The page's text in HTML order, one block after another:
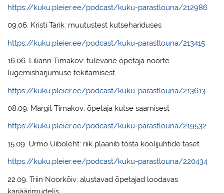
https://kuku.pleier.ee/podcast/kuku-parastlouna/212986
09.06. Kristi Tarik: muutustest kutsehariduses
https://kuku.pleier.ee/podcast/kuku-parastlouna/213415
16.06. Liliann Timakov: tulevane õpetaja noorte
lugemisharjumuse tekitamisest
https://kuku.pleier.ee/podcast/kuku-parastlouna/213613
08.09. Margit Timakov: õpetaja kutse saamisest
https://kuku.pleier.ee/podcast/kuku-parastlouna/219532
15.09. Urmo Uiboleht: riik plaanib tõsta koolijuhtide taset
https://kuku.pleier.ee/podcast/kuku-parastlouna/220434
22.09. Triin Noorkõiv: alustavad õpetajad loodavas